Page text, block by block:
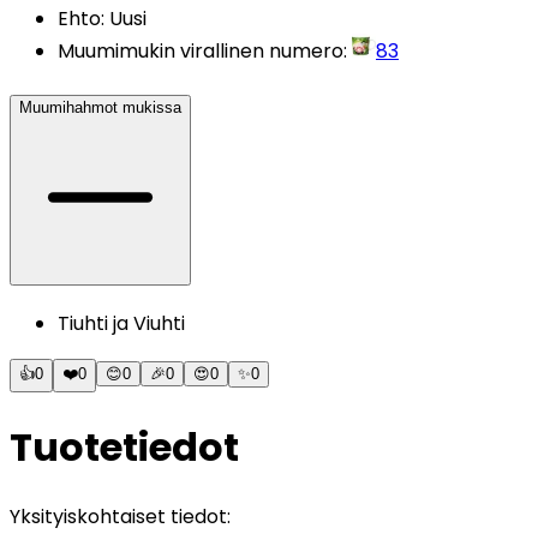
Ehto: Uusi
Muumimukin virallinen numero: 83
Muumihahmot mukissa
Tiuhti ja Viuhti
👍0 ❤️0 😊0 🎉0 😍0 ✨0
Tuotetiedot
Yksityiskohtaiset tiedot: